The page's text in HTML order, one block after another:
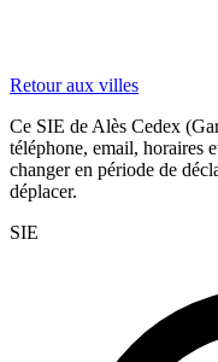
Retour aux villes
Ce SIE de Alès Cedex
téléphone, email, horaires
changer en période de
déplacer.
SIE